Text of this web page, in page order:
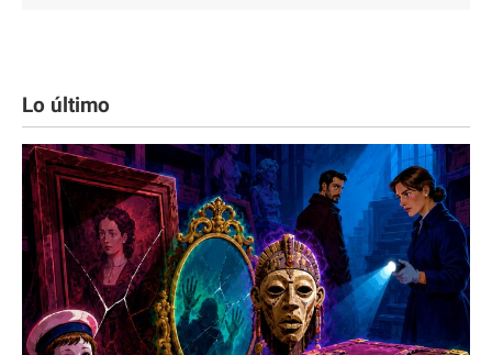
Lo último